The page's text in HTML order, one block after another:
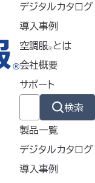
デジタルカタログ
導入事例
空調服🄬 とは
会社概要
サポート
検索
製品一覧
デジタルカタログ
導入事例
」が涼しい理由 風
記載内容の誤りに関
親子を猛暑から守る、